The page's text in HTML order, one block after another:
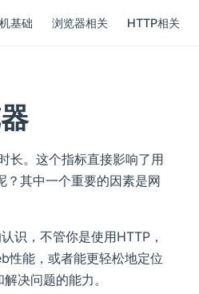
基础 浏览器相关 HTTP相关
长。这个指标直接影响了用
？其中一个重要的因素是网
识，不管你是使用HTTP，
性能，或者能更轻松地定位
决问题的能力。